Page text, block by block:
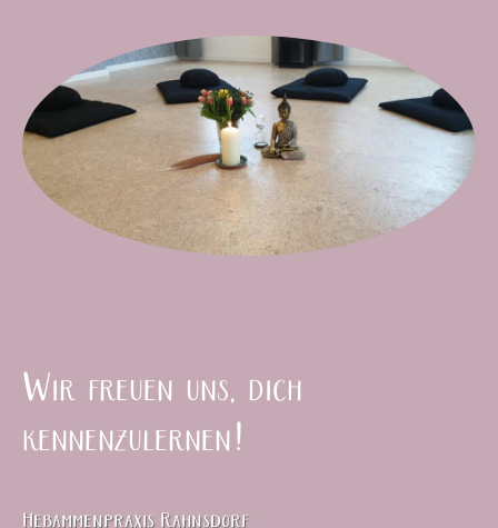
Wir freuen uns, dich
kennenzulernen!
Hebammenpraxis Rahnsdorf